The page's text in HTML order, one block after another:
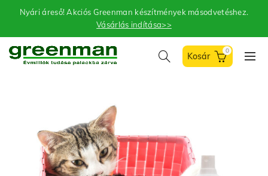
Nyári áreső! Akciós Greenman készítmények másodvetéshez.
Vásárlás indítása>>
0